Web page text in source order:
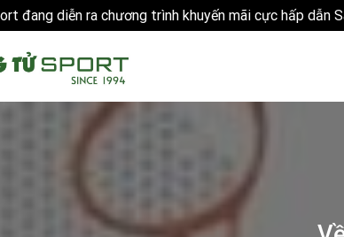
đang diễn ra chương trình khuyến mãi cực hấp dẫn